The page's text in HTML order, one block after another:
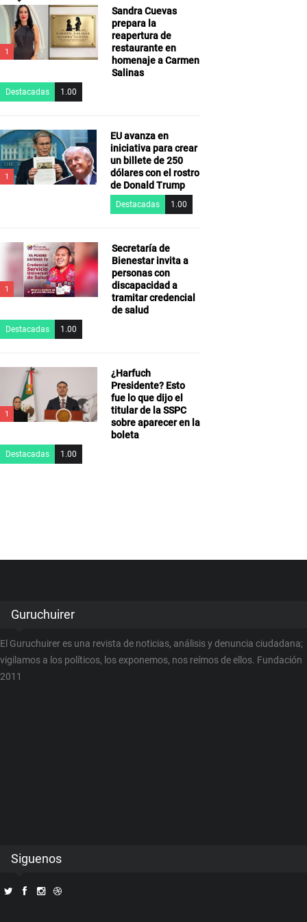
1
Sandra Cuevas
prepara la
reapertura de
restaurante en
homenaje a Carmen
Salinas
Destacadas 1.00
1
EU avanza en
iniciativa para crear
un billete de 250
dólares con el rostro
de Donald Trump
Destacadas 1.00
1
Secretaría de
Bienestar invita a
personas con
discapacidad a
tramitar credencial
de salud
Destacadas 1.00
1
¿Harfuch
Presidente? Esto
fue lo que dijo el
titular de la SSPC
sobre aparecer en la
boleta
Destacadas 1.00
Guruchuirer
El Guruchuirer es una revista de noticias, análisis y denuncia ciudadana;
vigilamos a los políticos, los exponemos, nos reímos de ellos. Fundación
2011
Siguenos